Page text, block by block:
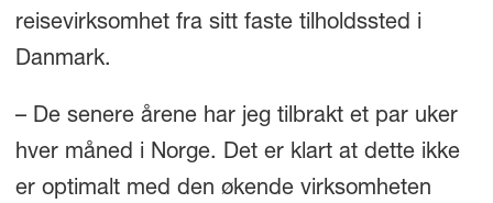
reisevirksomhet fra sitt faste tilholdssted i
Danmark.
– De senere årene har jeg tilbrakt et par uker
hver måned i Norge. Det er klart at dette ikke
er optimalt med den økende virksomheten